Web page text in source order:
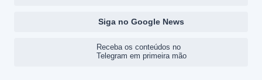
Siga no Google News
Receba os conteúdos no
Telegram em primeira mão